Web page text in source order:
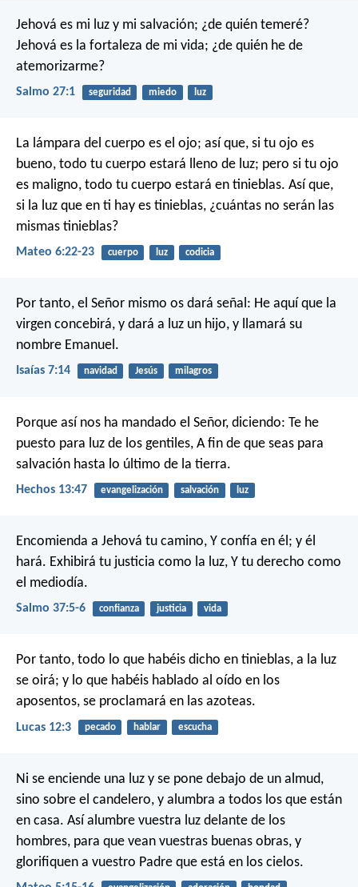
Jehová es mi luz y mi salvación; ¿de quién temeré?
Jehová es la fortaleza de mi vida; ¿de quién he de
atemorizarme?
Salmo 27:1 seguridad miedo luz
La lámpara del cuerpo es el ojo; así que, si tu ojo es
bueno, todo tu cuerpo estará lleno de luz; pero si tu ojo
es maligno, todo tu cuerpo estará en tinieblas. Así que,
si la luz que en ti hay es tinieblas, ¿cuántas no serán las
mismas tinieblas?
Mateo 6:22-23 cuerpo luz codicia
Por tanto, el Señor mismo os dará señal: He aquí que la
virgen concebirá, y dará a luz un hijo, y llamará su
nombre Emanuel.
Isaías 7:14 navidad Jesús milagros
Porque así nos ha mandado el Señor, diciendo: Te he
puesto para luz de los gentiles, A fin de que seas para
salvación hasta lo último de la tierra.
Hechos 13:47 evangelización salvación luz
Encomienda a Jehová tu camino, Y confía en él; y él
hará. Exhibirá tu justicia como la luz, Y tu derecho como
el mediodía.
Salmo 37:5-6 confianza justicia vida
Por tanto, todo lo que habéis dicho en tinieblas, a la luz
se oirá; y lo que habéis hablado al oído en los
aposentos, se proclamará en las azoteas.
Lucas 12:3 pecado hablar escucha
Ni se enciende una luz y se pone debajo de un almud,
sino sobre el candelero, y alumbra a todos los que están
en casa. Así alumbre vuestra luz delante de los
hombres, para que vean vuestras buenas obras, y
glorifiquen a vuestro Padre que está en los cielos.